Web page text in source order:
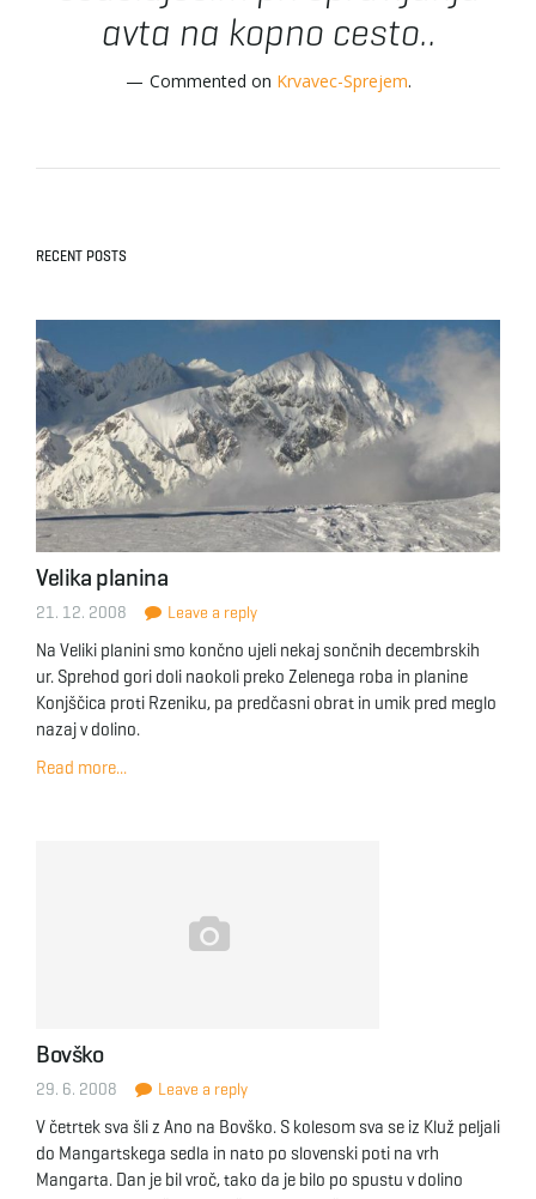
avta na kopno cesto..
Commented on Krvavec-Sprejem.
RECENT POSTS
Velika planina
21. 12. 2008 Leave a reply
Na Veliki planini smo končno ujeli nekaj sončnih decembrskih
ur. Sprehod gori doli naokoli preko Zelenega roba in planine
Konjščica proti Rzeniku, pa predčasni obrat in umik pred meglo
nazaj v dolino.
Read more...
Bovško
29. 6. 2008 Leave a reply
V četrtek sva šli z Ano na Bovško. S kolesom sva se iz Kluž peljali
do Mangartskega sedla in nato po slovenski poti na vrh
Mangarta. Dan je bil vroč, tako da je bilo po spustu v dolino